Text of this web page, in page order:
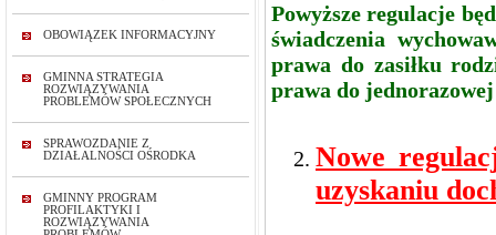
OBOWIĄZEK INFORMACYJNY
GMINNA STRATEGIA
ROZWIĄZYWANIA
PROBLEMÓW SPOŁECZNYCH
SPRAWOZDANIE Z
DZIAŁALNOŚCI OŚRODKA
GMINNY PROGRAM
PROFILAKTYKI I
ROZWIĄZYWANIA
Powyższe regulacje
świadczenia
prawa do zasiłku
prawa do
Nowe
uzyskaniu